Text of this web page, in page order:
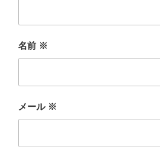
名前 ※
メール ※